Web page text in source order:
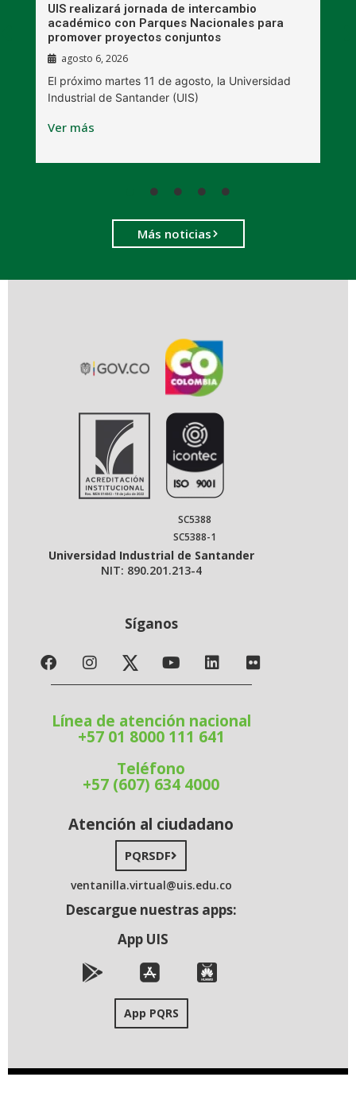
UIS realizará jornada de intercambio
académico con Parques Nacionales para
promover proyectos conjuntos
agosto 6, 2026
El próximo martes 11 de agosto, la Universidad
Industrial de Santander (UIS)
Ver más
Más noticias